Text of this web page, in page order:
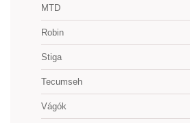
MTD
Robin
Stiga
Tecumseh
Vágók